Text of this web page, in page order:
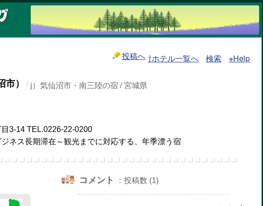
投稿へ ⇧ホテル一覧へ 検索 ※Help
） / j）気仙沼市・南三陸の宿 / 宮城県
3-14 TEL.0226-22-0200
ネス長期滞在～観光までに対応する、年季漂う宿
コメント ：投稿数 (1)